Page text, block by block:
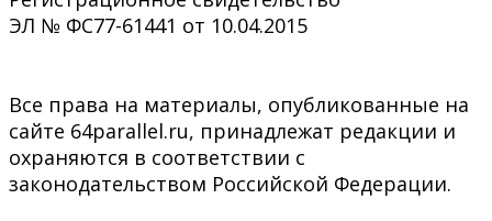
ЭЛ № ФС77-61441 от 10.04.2015
Все права на материалы, опубликованные на
сайте 64parallel.ru, принадлежат редакции и
охраняются в соответствии с
законодательством Российской Федерации.